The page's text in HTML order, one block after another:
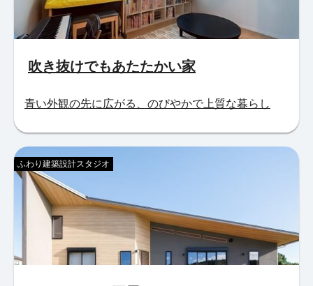
吹き抜けでもあたたかい家
青い外観の先に広がる、のびやかで上質な暮らし
ふわり建築設計スタジオ